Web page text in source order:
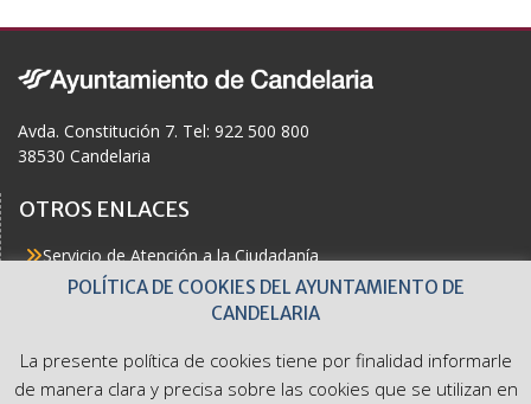
o
o
k
Avda. Constitución 7. Tel: 922 500 800
38530 Candelaria
OTROS ENLACES
Servicio de Atención a la Ciudadanía
Actualidad
Buzón del Ciudadano
Accesibilidad
POLÍTICA DE COOKIES DEL AYUNTAMIENTO DE
CANDELARIA
La presente política de cookies tiene por finalidad informarle
de manera clara y precisa sobre las cookies que se utilizan en